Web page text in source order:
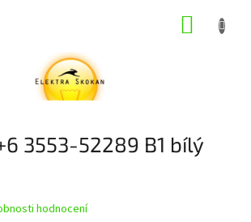
3553-52289 B1 bílý
hodnocení